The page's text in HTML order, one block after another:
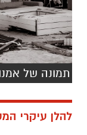
תמונה של
להלן עיקרי